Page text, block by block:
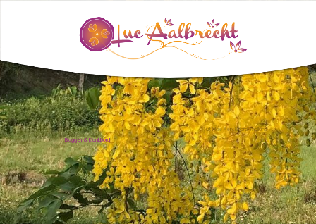
Blogger & Klankbord
uit Mae Aen, Noord-Thailand